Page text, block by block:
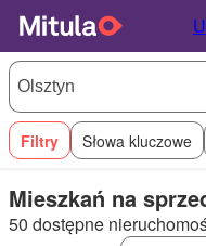
Filtry Słowa kluczowe
Mieszkań na
50 dostępne